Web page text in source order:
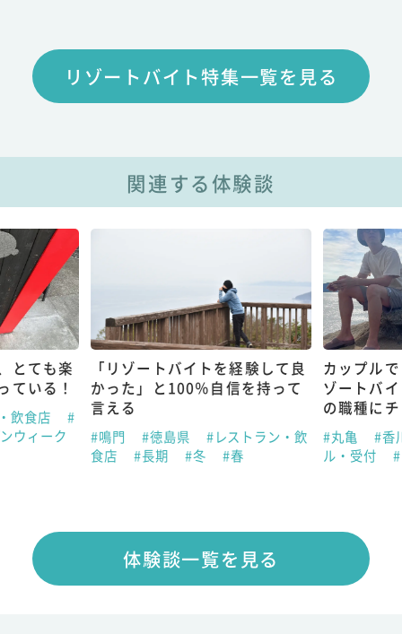
リゾートバイト特集一覧を見る
関連する体験談
とても楽
ている！
飲食店
#
ウィーク
「リゾートバイトを経験して良
かった」と100％自信を持って
言える
#鳴門 #徳島県
#レストラン・飲
食店
#長期 #冬 #春
カップル
ゾートバ
の職種に
#丸亀
#香
ル・受付
体験談一覧を見る